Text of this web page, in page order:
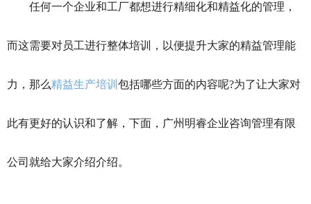
任何一个企业和工厂都想进行精细化和精益化的管理，
而这需要对员工进行整体培训，以便提升大家的精益管理能
力，那么精益生产培训 包括哪些方面的内容呢?为了让大家对
此有更好的认识和了解，下面，广州明睿企业咨询管理有限
公司就给大家介绍介绍。